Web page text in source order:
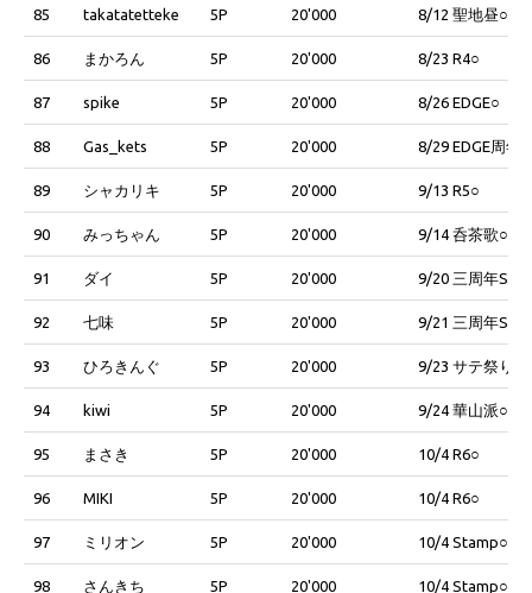
85 takatatetteke 5P 20'000 8/12 聖地昼○
86 まかろん 5P 20'000 8/23 R4○
87 spike 5P 20'000 8/26 EDGE○
88 Gas_kets 5P 20'000 8/29 EDGE周年○
89 シャカリキ 5P 20'000 9/13 R5○
90 みっちゃん 5P 20'000 9/14 呑茶歌○
91 ダイ 5P 20'000 9/20 三周年SC○
92 七味 5P 20'000 9/21 三周年SC○
93 ひろきんぐ 5P 20'000 9/23 サテ祭り○
94 kiwi 5P 20'000 9/24 華山派○
95 まさき 5P 20'000 10/4 R6○
96 MIKI 5P 20'000 10/4 R6○
97 ミリオン 5P 20'000 10/4 Stamp○
98 さんきち 5P 20'000 10/4 Stamp○